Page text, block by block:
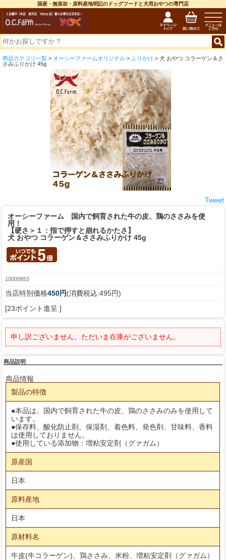
国産・無添加・原料産地明記のドッグフードと犬用おやつの専門店
商品カテゴリ一覧 > オーシーファームオリジナル > ふりかけ > 犬 おやつ コラーゲン＆さ
さみふりかけ 45g
Tweet
オーシーファーム 国内で飼育された牛の皮、鶏のささみを使
用！
【硬さ＞１：指で押すと崩れるかたさ】
犬 おやつ コラーゲン＆ささみふりかけ 45g
10000853
当店特別価格450円(消費税込:495円)
[23ポイント進呈 ]
申し訳ございません。ただいま在庫がございません。
商品説明
商品情報
製品の特徴
●本品は、国内で飼育された牛の皮、鶏のささみのみを使用して
います。
●保存料、酸化防止剤、保湿剤、着色料、発色剤、甘味料、香料
は使用しておりません。
●使用している添加物：増粘安定剤（グァガム）
原産国
日本
原料産地
日本
原材料名
牛皮(牛コラーゲン)、鶏ささみ、米粉、増粘安定剤（グァガム）